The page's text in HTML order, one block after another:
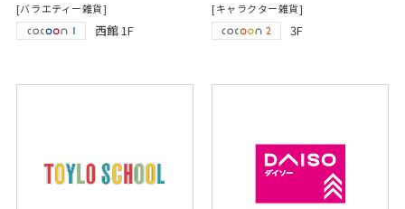
[バラエティー雑貨]
西館 1F
[キャラクター雑貨]
3F